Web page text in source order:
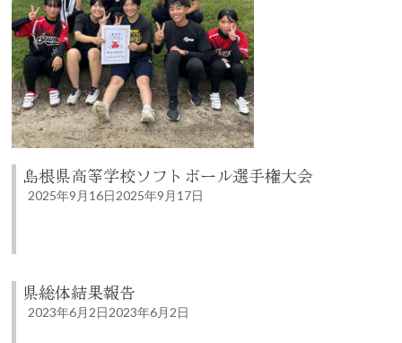
島根県高等学校ソフトボール選手権大会
2025年9月16日2025年9月17日
県総体結果報告
2023年6月2日2023年6月2日